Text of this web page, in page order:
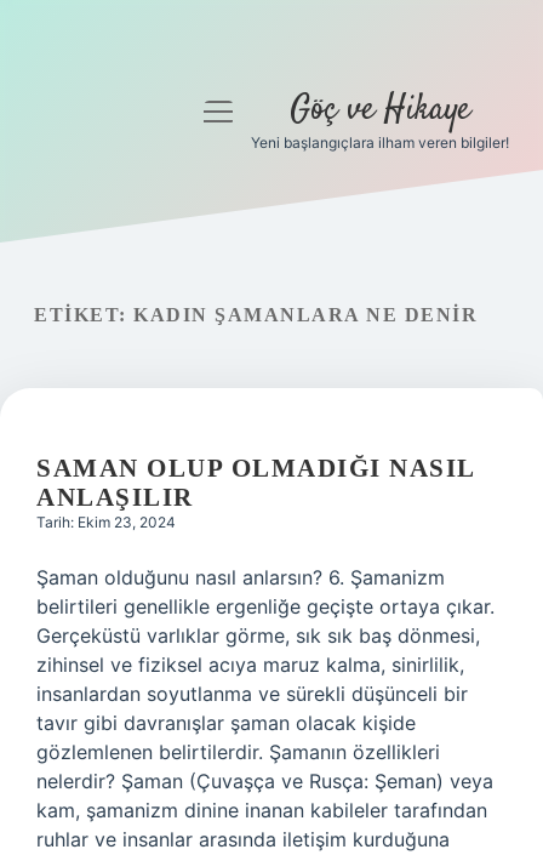
Gizlilik Politikası
menüyü
Göç ve Hikaye
Yeni başlangıçlara ilham veren bilgiler!
ETIKET: KADIN ŞAMANLARA NE DENIR
SAMAN OLUP OLMADIĞI NASIL
ANLAŞILIR
Tarih: Ekim 23, 2024
Şaman olduğunu nasıl anlarsın? 6. Şamanizm
belirtileri genellikle ergenliğe geçişte ortaya çıkar.
Gerçeküstü varlıklar görme, sık sık baş dönmesi,
zihinsel ve fiziksel acıya maruz kalma, sinirlilik,
insanlardan soyutlanma ve sürekli düşünceli bir
tavır gibi davranışlar şaman olacak kişide
gözlemlenen belirtilerdir. Şamanın özellikleri
nelerdir? Şaman (Çuvaşça ve Rusça: Şeman) veya
kam, şamanizm dinine inanan kabileler tarafından
ruhlar ve insanlar arasında iletişim kurduğuna